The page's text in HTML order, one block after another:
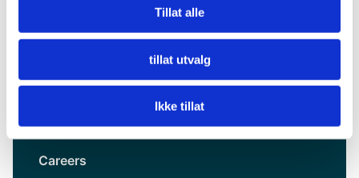
Tillat alle
tillat utvalg
Ikke tillat
Visit Alta for Travel Trade
Careers